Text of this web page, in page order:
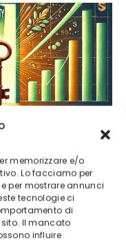
memorizzare e/o
Lo facciamo per
per mostrare annunci
tecnologie ci
di
Il mancato
influire
conti in